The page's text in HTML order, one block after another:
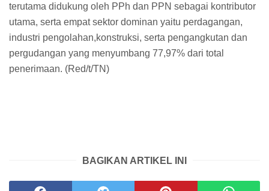
terutama didukung oleh PPh dan PPN sebagai kontributor
utama, serta empat sektor dominan yaitu perdagangan,
industri pengolahan,konstruksi, serta pengangkutan dan
pergudangan yang menyumbang 77,97% dari total
penerimaan. (Red/t/TN)
BAGIKAN ARTIKEL INI